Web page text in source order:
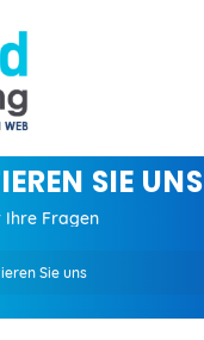
SIE UNS
Ihre Fragen
Sie uns